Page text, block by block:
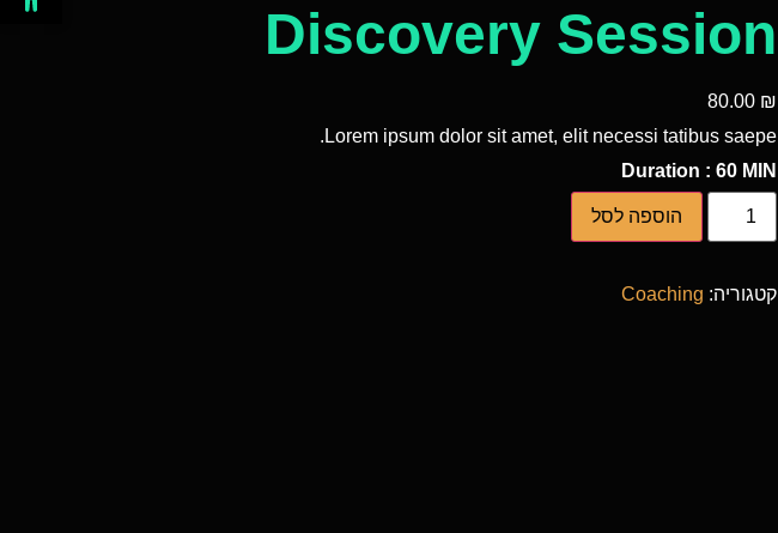
Discovery Session
80.00 ₪
Lorem ipsum dolor sit amet, elit necessi tatibus saepe.
Duration : 60 MIN
הוספה לסל
קטגוריה: Coaching